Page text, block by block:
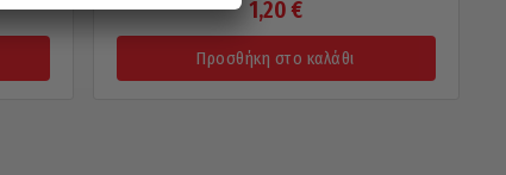
1,20 €
Προσθήκη στο καλάθι